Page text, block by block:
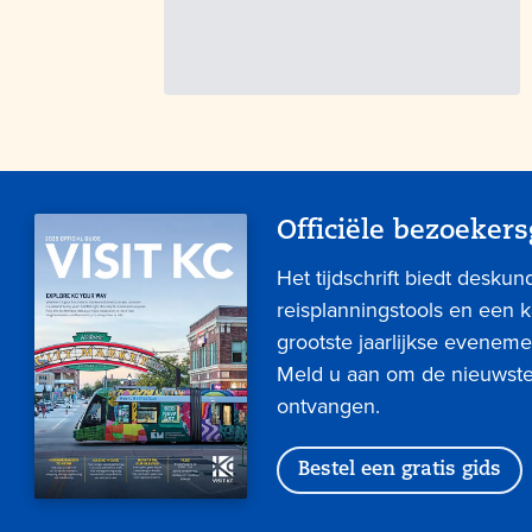
Officiële
Het tijdschrift biedt
reisplanningstools en een
grootste jaarlijkse
Meld u aan om de
ontvangen.
Bestel een gratis gids